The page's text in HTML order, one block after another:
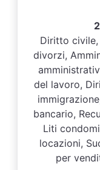
Diritto
divorzi,
del lavoro,
bancario,
Liti
locazioni,
per